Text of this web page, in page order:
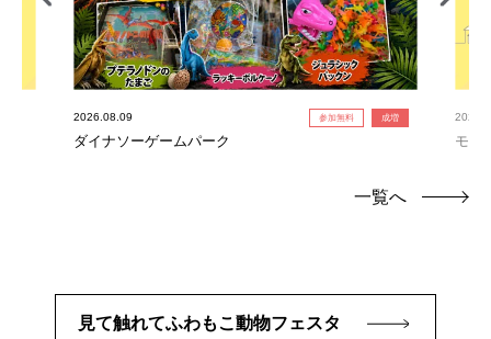
2026.08.09 参加無料 成増
ダイナソーゲームパーク モデ
一覧へ
見て触れてふわもこ動物フェスタ